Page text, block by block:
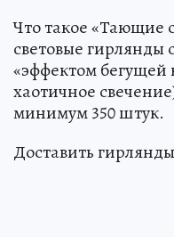
Что такое «Тающие
световые
«эффектом бегущей
хаотичное
минимум 350 штук.
Доставить